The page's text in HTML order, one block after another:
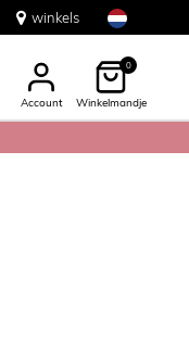
winkels
Account
0
Winkelmandje